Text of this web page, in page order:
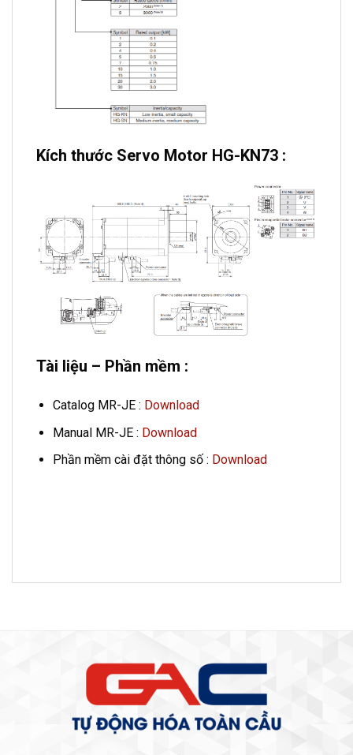
Kích thước Servo Motor HG-KN73 :
Tài liệu – Phần mềm :
Catalog MR-JE : Download
Manual MR-JE : Download
Phần mềm cài đặt thông số : Download